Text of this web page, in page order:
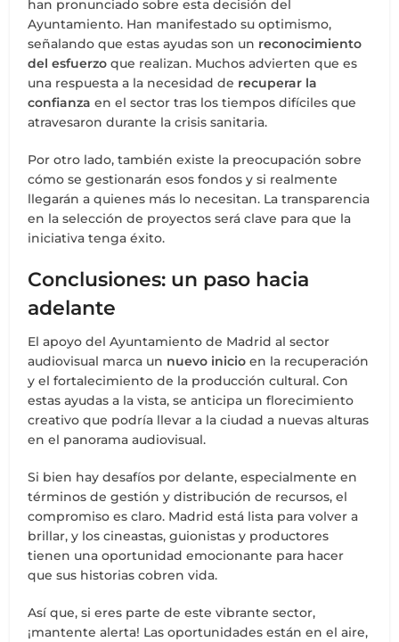
han pronunciado sobre esta decisión del
Ayuntamiento. Han manifestado su optimismo,
señalando que estas ayudas son un reconocimiento
del esfuerzo que realizan. Muchos advierten que es
una respuesta a la necesidad de recuperar la
confianza en el sector tras los tiempos difíciles que
atravesaron durante la crisis sanitaria.
Por otro lado, también existe la preocupación sobre
cómo se gestionarán esos fondos y si realmente
llegarán a quienes más lo necesitan. La transparencia
en la selección de proyectos será clave para que la
iniciativa tenga éxito.
Conclusiones: un paso hacia
adelante
El apoyo del Ayuntamiento de Madrid al sector
audiovisual marca un nuevo inicio en la recuperación
y el fortalecimiento de la producción cultural. Con
estas ayudas a la vista, se anticipa un florecimiento
creativo que podría llevar a la ciudad a nuevas alturas
en el panorama audiovisual.
Si bien hay desafíos por delante, especialmente en
términos de gestión y distribución de recursos, el
compromiso es claro. Madrid está lista para volver a
brillar, y los cineastas, guionistas y productores
tienen una oportunidad emocionante para hacer
que sus historias cobren vida.
Así que, si eres parte de este vibrante sector,
¡mantente alerta! Las oportunidades están en el aire,